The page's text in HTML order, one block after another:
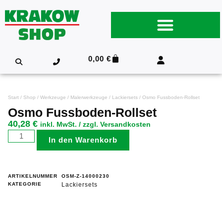
0,00€
Start / Shop / Werkzeuge / Malerwerkzeuge / Lackiersets / Osmo Fussboden-Rollset
Osmo Fussboden-Rollset
40,28 € inkl. MwSt. / zzgl. Versandkosten
In den Warenkorb
ARTIKELNUMMER
OSM-Z-14000230
KATEGORIE
Lackiersets